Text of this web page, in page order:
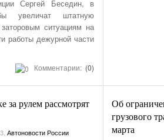
Концепция Реформы Системы Фото-
Видеофиксации Нарушений Правил
Движения
Южного Обхода Рязани
- 285 дней назад
Смотреть Все
АВТОМОЙКИ
Сергей Беседин, в
увеличат штатную
ситуациям на
работы дежурной части
Комментарии: (0)
за рулем рассмотрят
, Автоновости России
Об
грузового
марта